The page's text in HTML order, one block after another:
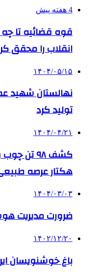
4 هفته پیش
قوه قضائیه تا چه
انقلاب را محقق
۱۴۰۴/۰۵/۱۵
تولید کرد
۱۴۰۴/۰۴/۲۱
هکتار عرصه
۱۴۰۴/۰۳/۰۳
ضرورت مدیریت
۱۴۰۲/۱۲/۲۰
باغ خوشنویسان